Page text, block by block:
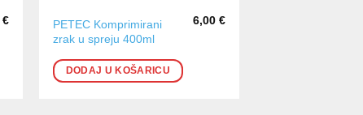
€
PETEC Komprimirani
zrak u spreju 400ml
6,00 €
DODAJ U KOŠARICU